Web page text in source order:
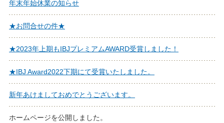
年末年始休業の知らせ
★お問合せの件★
★2023年上期もIBJプレミアムAWARD受賞しました！
★IBJ Award2022下期にて受賞いたしました。
新年あけましておめでとうございます。
ホームページを公開しました。